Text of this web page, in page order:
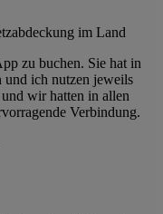
im Land
zu buchen. Sie hat in
ich nutzen jeweils
wir hatten in allen
Verbindung.